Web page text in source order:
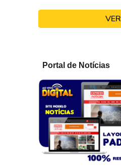
VER
Portal de Notícias